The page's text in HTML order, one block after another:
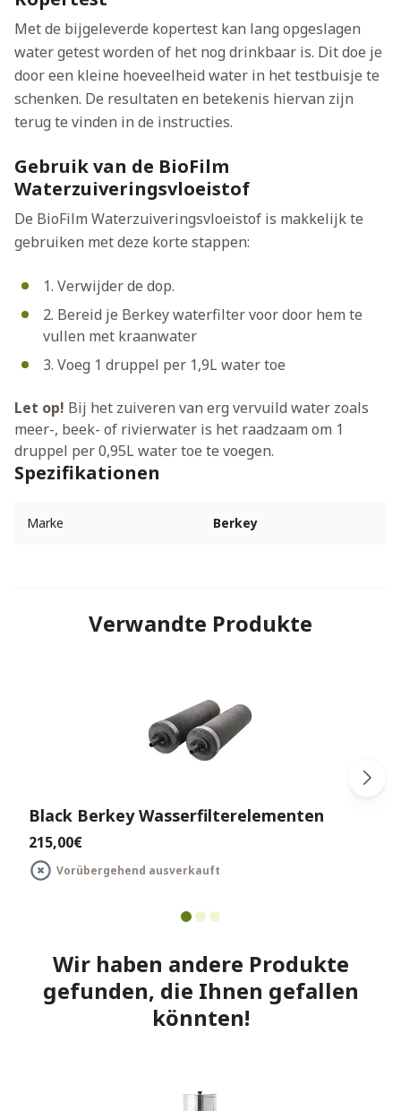
Met de bijgeleverde kopertest kan lang opgeslagen
water getest worden of het nog drinkbaar is. Dit doe je
door een kleine hoeveelheid water in het testbuisje te
schenken. De resultaten en betekenis hiervan zijn
terug te vinden in de instructies.
Gebruik van de BioFilm
Waterzuiveringsvloeistof
De BioFilm Waterzuiveringsvloeistof is makkelijk te
gebruiken met deze korte stappen:
1. Verwijder de dop.
2. Bereid je Berkey waterfilter voor door hem te
vullen met kraanwater
3. Voeg 1 druppel per 1,9L water toe
Let op! Bij het zuiveren van erg vervuild water zoals
meer-, beek- of rivierwater is het raadzaam om 1
druppel per 0,95L water toe te voegen.
Spezifikationen
Marke Berkey
Verwandte Produkte
Black Berkey Wasserfilterelementen
215,00€
Vorübergehend ausverkauft
Wir haben andere Produkte
gefunden, die Ihnen gefallen
könnten!